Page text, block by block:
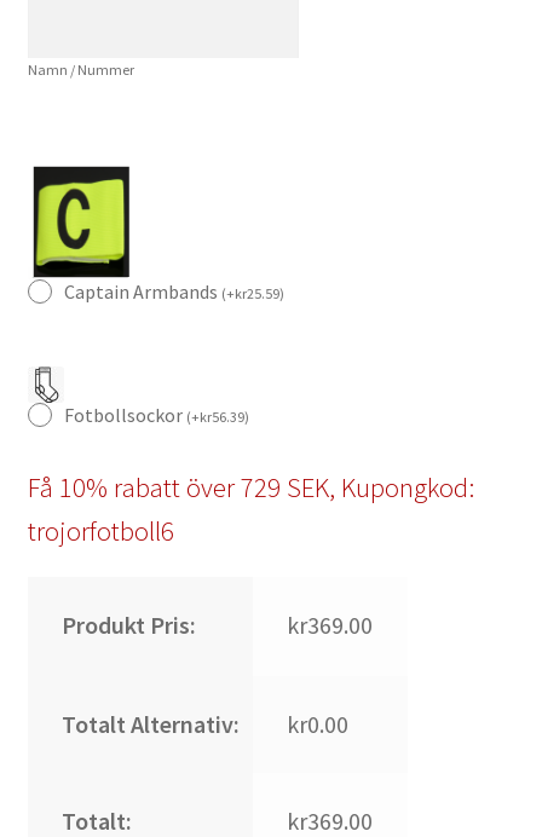
Kortärmad
byxor)
mängd
Namn / Nummer
Captain Armbands (+kr25.59)
Fotbollsockor (+kr56.39)
Få 10% rabatt över 729 SEK, Kupongkod:
trojorfotboll6
Produkt Pris: kr369.00
Totalt Alternativ: kr0.00
Totalt: kr369.00